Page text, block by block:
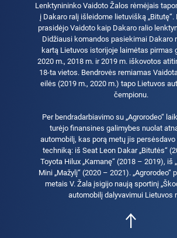
Lenktynininko Vaidoto Žalos rėmėjais
į Dakaro ralį išleidome lietuvišką „Bitutę“.
prasidėjo Vaidoto kaip Dakaro ralio
Didžiausi komandos pasiekimai Dakaro
kartą Lietuvos istorijoje laimėtas pirmas
2020 m., 2018 m. ir 2019 m. iškovotos
18-ta vietos. Bendrovės remiamas
eilės (2019 m., 2020 m.) tapo Lietuvos
čempionu.
Per bendradarbiavimo su „Agrorodeo“
turėjo finansines galimybes nuolat
automobilį, kas porą metų jis
techniką: iš Seat Leon Dakar „Bitutės“
Toyota Hilux „Kamanę“ (2018 – 2019), iš
Mini „Mažylį“ (2020 – 2021). „Agrorodeo“
metais V. Žala įsigijo naują sportinį
automobilį dalyvavimui Lietuvos